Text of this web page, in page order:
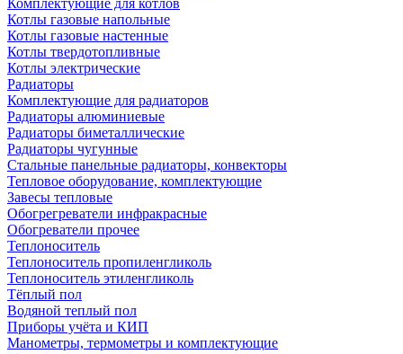
Комплектующие для котлов
Котлы газовые напольные
Котлы газовые настенные
Котлы твердотопливные
Котлы электрические
Радиаторы
Комплектующие для радиаторов
Радиаторы алюминиевые
Радиаторы биметаллические
Радиаторы чугунные
Стальные панельные радиаторы, конвекторы
Тепловое оборудование, комплектующие
Завесы тепловые
Обогрегреватели инфракрасные
Обогреватели прочее
Теплоноситель
Теплоноситель пропиленгликоль
Теплоноситель этиленгликоль
Тёплый пол
Водяной теплый пол
Приборы учёта и КИП
Манометры, термометры и комплектующие